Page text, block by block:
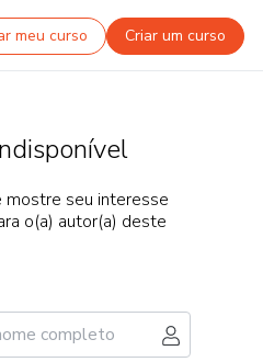
meu curso Criar um curso
seu interesse
o(a) autor(a) deste